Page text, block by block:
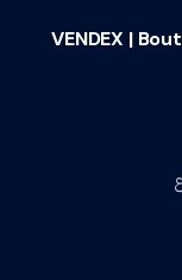
VENDEX |